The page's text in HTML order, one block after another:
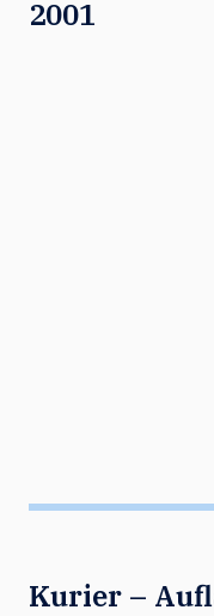
2001
Kurier –